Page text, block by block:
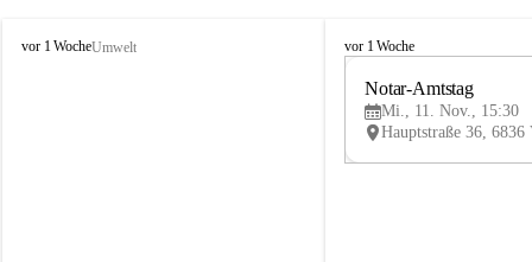
V
vor 1 WocheUmwelt
V
vor 1 Woche
Notar-Amtstag
Mi., 11. Nov., 15:30